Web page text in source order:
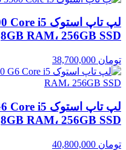
8GB RAM، 256GB SSD
تومان
8GB RAM، 256GB SSD
تومان